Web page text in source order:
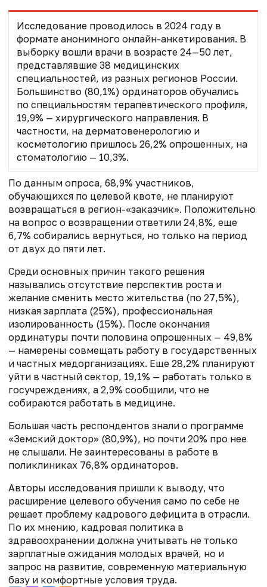
Исследование проводилось в 2024 году в
формате анонимного онлайн-анкетирования. В
выборку вошли врачи в возрасте 24—50 лет,
представлявшие 38 медицинских
специальностей, из разных регионов России.
Большинство (80,1%) ординаторов обучались
по специальностям терапевтического профиля,
19,9% — хирургического направления. В
частности, на дерматовенерологию и
косметологию пришлось 26,2% опрошенных, на
стоматологию — 10,3%.
По данным опроса, 68,9% участников,
обучающихся по целевой квоте, не планируют
возвращаться в регион-«заказчик». Положительно
на вопрос о возвращении ответили 24,8%, еще
6,7% собирались вернуться, но только на период
от двух до пяти лет.
Среди основных причин такого решения
назывались отсутствие перспектив роста и
желание сменить место жительства (по 27,5%),
низкая зарплата (25%), профессиональная
изолированность (15%). После окончания
ординатуры почти половина опрошенных — 49,8%
— намерены совмещать работу в государственных
и частных медорганизациях. Еще 28,2% планируют
уйти в частный сектор, 19,1% — работать только в
госучреждениях, а 2,9% сообщили, что не
собираются работать в медицине.
Большая часть респондентов знали о программе
«Земский доктор» (80,9%), но почти 20% про нее
не слышали. Не заинтересованы в работе в
поликлиниках 76,8% ординаторов.
Авторы исследования пришли к выводу, что
расширение целевого обучения само по себе не
решает проблему кадрового дефицита в отрасли.
По их мнению, кадровая политика в
здравоохранении должна учитывать не только
зарплатные ожидания молодых врачей, но и
запрос на развитие, современную материальную
базу и комфортные условия труда.